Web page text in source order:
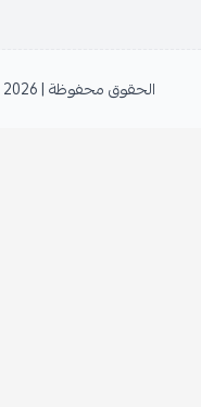
الحقوق محفوظة | 2026